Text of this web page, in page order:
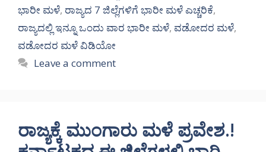
ಭಾರೀ ಮಳೆ, ರಾಜ್ಯದ 7 ಜಿಲ್ಲೆಗಳಿಗೆ ಭಾರೀ ಮಳೆ ಎಚ್ಚರಿಕೆ,
ರಾಜ್ಯದಲ್ಲಿ ಇನ್ನೂ ಒಂದು ವಾರ ಭಾರೀ ಮಳೆ, ವಡೋದರ ಮಳೆ,
ವಡೋದರ ಮಳೆ ವಿಡಿಯೋ
Leave a comment
ರಾಜ್ಯಕ್ಕೆ ಮುಂಗಾರು ಮಳೆ ಪ್ರವೇಶ.!